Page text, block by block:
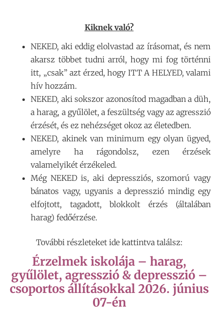
Kiknek való?
NEKED, aki eddig elolvastad az írásomat, és nem
akarsz többet tudni arról, hogy mi fog történni
itt, „csak” azt érzed, hogy ITT A HELYED, valami
hív hozzám.
NEKED, aki sokszor azonosítod magadban a düh,
a harag, a gyűlölet, a feszültség vagy az agresszió
érzését, és ez nehézséget okoz az életedben.
NEKED, akinek van minimum egy olyan ügyed,
amelyre ha rágondolsz, ezen érzések
valamelyikét érzékeled.
Még NEKED is, aki depressziós, szomorú vagy
bánatos vagy, ugyanis a depresszió mindig egy
elfojtott, tagadott, blokkolt érzés (általában
harag) fedőérzése.
További részleteket ide kattintva találsz:
Érzelmek iskolája – harag,
gyűlölet, agresszió & depresszió –
csoportos állításokkal 2026. június
07-én